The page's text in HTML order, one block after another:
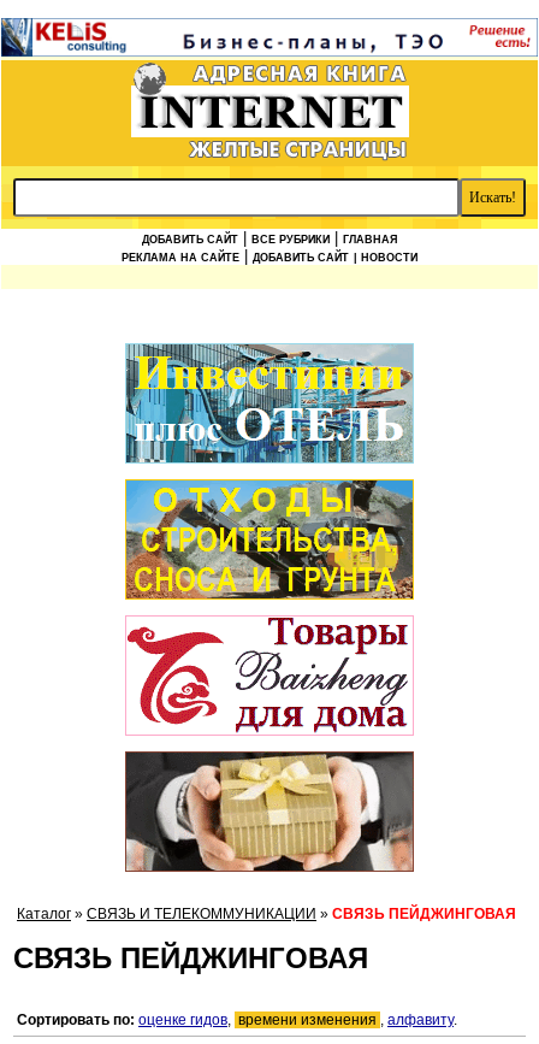
ДОБАВИТЬ САЙТ ВСЕ РУБРИКИ
ГЛАВНАЯ
РЕКЛАМА НА САЙТЕ
ДОБАВИТЬ САЙТ | НОВОСТИ
Каталог » СВЯЗЬ И ТЕЛЕКОММУНИКАЦИИ » СВЯЗЬ ПЕЙДЖИНГОВАЯ
СВЯЗЬ ПЕЙДЖИНГОВАЯ
Сортировать по: оценке гидов, времени изменения , алфавиту.